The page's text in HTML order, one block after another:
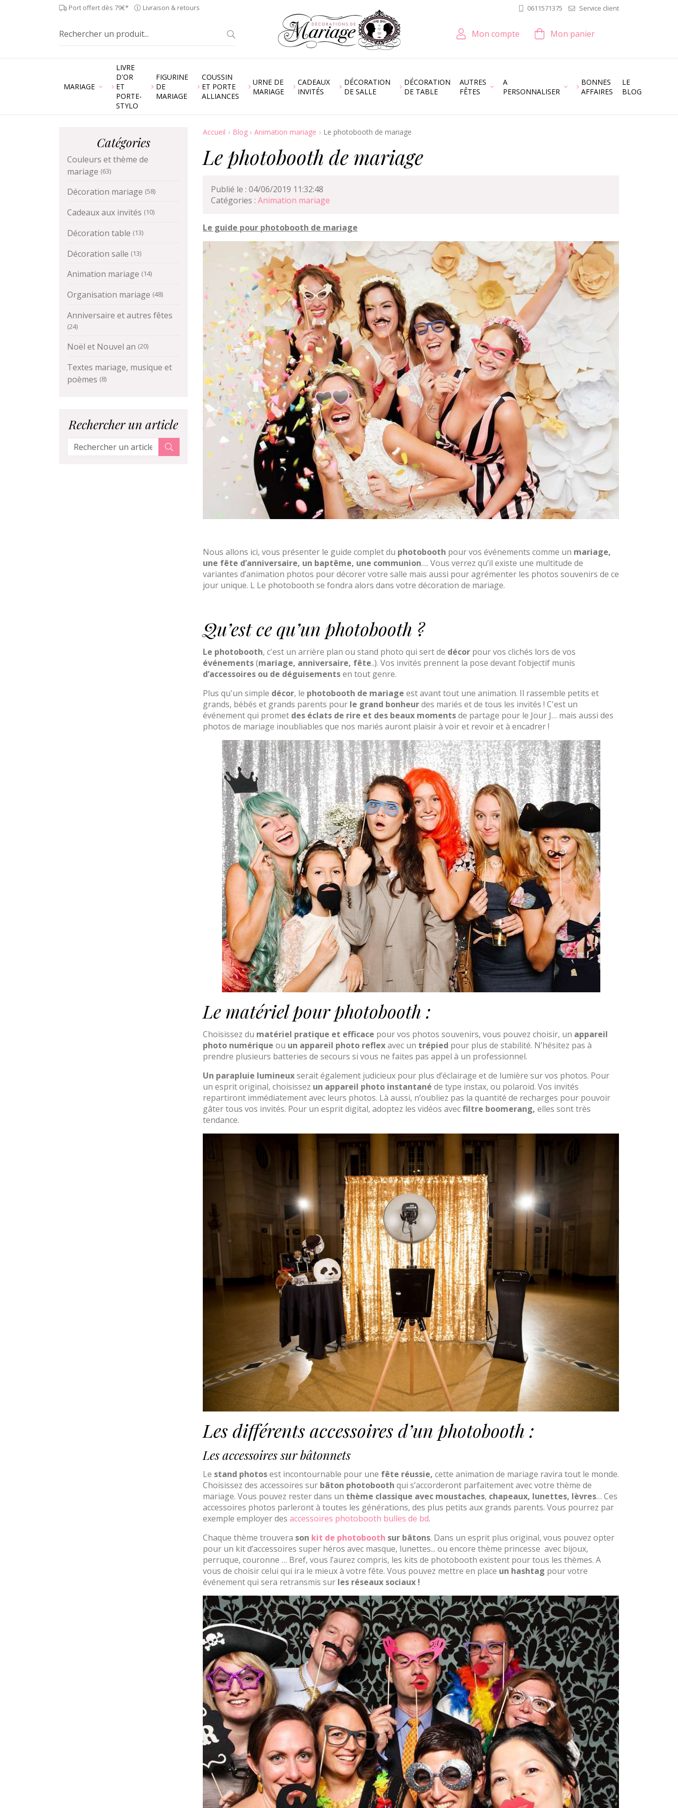
Port offert dès 79€* Livraison & retours 0611571375 Service client
Mon compte Mon panier
MARIAGE
LIVRE
D'OR
ET
PORTE-
STYLO
FIGURINE
DE
MARIAGE
COUSSIN
ET PORTE
ALLIANCES
URNE DE
MARIAGE
CADEAUX
INVITÉS
DÉCORATION
DE SALLE
DÉCORATION
DE TABLE
AUTRES
FÊTES
A
PERSONNALISER
BONNES
AFFAIRES
LE
BLOG
Catégories
Couleurs et thème de
mariage (63)
Décoration mariage (58)
Cadeaux aux invités (10)
Décoration table (13)
Décoration salle (13)
Animation mariage (14)
Organisation mariage (48)
Anniversaire et autres fêtes
(24)
Noël et Nouvel an (20)
Textes mariage, musique et
poèmes (8)
Rechercher un article
Accueil Blog Animation mariage Le photobooth de mariage
Le photobooth de mariage
Publié le : 04/06/2019 11:32:48
Catégories : Animation mariage
Le guide pour photobooth de mariage
Nous allons ici, vous présenter le guide complet du photobooth pour vos événements comme un mariage,
une fête d’anniversaire, un baptême, une communion…. Vous verrez qu’il existe une multitude de
variantes d’animation photos pour décorer votre salle mais aussi pour agrémenter les photos souvenirs de ce
jour unique. L Le photobooth se fondra alors dans votre décoration de mariage.
Qu’est ce qu’un photobooth ?
Le photobooth, c'est un arrière plan ou stand photo qui sert de décor pour vos clichés lors de vos
événements(mariage, anniversaire, fête..). Vos invités prennent la pose devant l’objectif munis
d’accessoires ou de déguisementsen tout genre.
Plus qu'un simple décor, le photobooth de mariage est avant tout une animation. Il rassemble petits et
grands, bébés et grands parents pour le grand bonheurdes mariés et de tous les invités ! C'est un
événement qui promet des éclats de rire et des beaux momentsde partage pour le Jour J… mais aussi des
photos de mariage inoubliables que nos mariés auront plaisir à voir et revoir et à encadrer !
Le matériel pour photobooth :
Choisissez du matériel pratique et efficace pour vos photos souvenirs, vous pouvez choisir, un appareil
photo numérique ou un appareil photo reflexavec un trépied pour plus de stabilité. N’hésitez pas à
prendre plusieurs batteries de secours si vous ne faites pas appel à un professionnel.
Un parapluie lumineuxserait également judicieux pour plus d’éclairage et de lumière sur vos photos. Pour
un esprit original, choisissez un appareil photo instantané de type instax, ou polaroid. Vos invités
repartiront immédiatement avec leurs photos. Là aussi, n’oubliez pas la quantité de recharges pour pouvoir
gâter tous vos invités. Pour un esprit digital, adoptez les vidéos avecfiltre boomerang, elles sont très
tendance.
Les différents accessoires d’un photobooth :
Les accessoires sur bâtonnets
Le stand photosest incontournable pour une fête réussie, cette animation de mariage ravira tout le monde.
Choisissez des accessoires sur bâton photobooth qui s’accorderont parfaitement avec votre thème de
mariage. Vous pouvez rester dans un thème classique avec moustaches, chapeaux, lunettes, lèvres… Ces
accessoires photos parleront à toutes les générations, des plus petits aux grands parents. Vous pourrez par
exemple employer des accessoires photobooth bulles de bd.
Chaque thème trouvera son kit de photobooth sur bâtons. Dans un esprit plus original, vous pouvez opter
pour un kit d’accessoires super héros avec masque, lunettes... ou encore thème princesse avec bijoux,
perruque, couronne … Bref, vous l’aurez compris, les kits de photobooth existent pour tous les thèmes. A
vous de choisir celui qui ira le mieux à votre fête. Vous pouvez mettre en place un hashtag pour votre
événement qui sera retransmis sur les réseaux sociaux !